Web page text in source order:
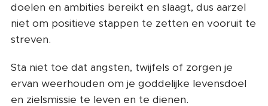
doelen en ambities bereikt en slaagt, dus aarzel
niet om positieve stappen te zetten en vooruit te
streven.
Sta niet toe dat angsten, twijfels of zorgen je
ervan weerhouden om je goddelijke levensdoel
en zielsmissie te leven en te dienen.